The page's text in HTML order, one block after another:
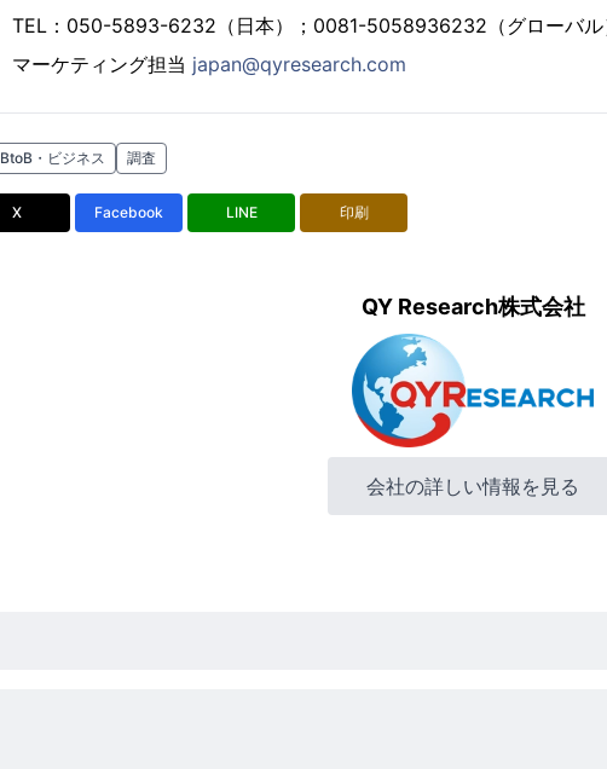
TEL：050-5893-6232（日本）；0081-5058936232（グローバル
マーケティング担当 japan@qyresearch.com
BtoB・ビジネス 調査
X Facebook LINE 印刷
QY Research株式会社
会社の詳しい情報を見る